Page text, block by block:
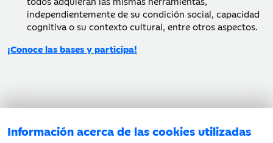
Información acerca de las cookies utilizadas
independientemente de su condición social, capacidad
cognitiva o su contexto cultural, entre otros aspectos.
¡Conoce las bases y participa!
Política de privacidad